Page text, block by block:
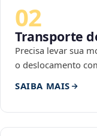
02
Transporte
Precisa levar sua
o deslocamento
SAIBA MAIS